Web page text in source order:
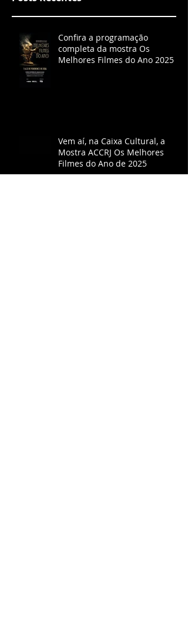
Confira a programação
completa da mostra Os
Melhores Filmes do Ano 2025
Vem aí, na Caixa Cultural, a
Mostra ACCRJ Os Melhores
Filmes do Ano de 2025